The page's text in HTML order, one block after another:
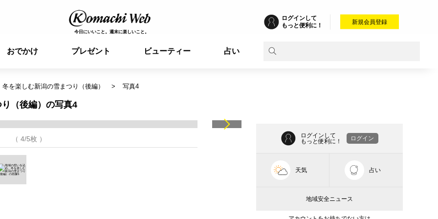
今日にいいこと。週末に楽しいこと。
ログインして
もっと便利に！
新規会員登録
おでかけ プレゼント ビューティー 占い
を楽しむ新潟の雪まつり（後編） 写真4
（後編）の写真4
（ 4/5枚 ）
ログインして
もっと便利に！
ログイン
天気 占い
地域安全ニュース